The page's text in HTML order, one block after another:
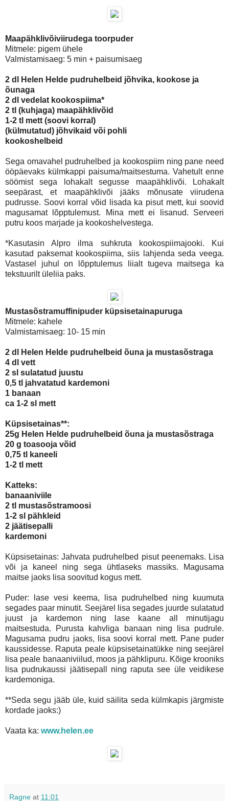
Maapähklivõiviirudega toorpuder
Mitmele: pigem ühele
Valmistamisaeg: 5 min + paisumisaeg
2 dl Helen Helde pudruhelbeid jõhvika, kookose ja
õunaga
2 dl vedelat kookospiima*
2 tl (kuhjaga) maapähklivõid
1-2 tl mett (soovi korral)
(külmutatud) jõhvikaid või pohli
kookoshelbeid
Sega omavahel pudruhelbed ja kookospiim ning pane need
ööpäevaks külmkappi paisuma/maitsestuma. Vahetult enne
söömist sega lohakalt segusse maapähklivõi. Lohakalt
seepärast, et maapähklivõi jääks mõnusate viirudena
pudrusse. Soovi korral võid lisada ka pisut mett, kui soovid
magusamat lõpptulemust. Mina mett ei lisanud. Serveeri
putru koos marjade ja kookoshelvestega.
*Kasutasin Alpro ilma suhkruta kookospiimajooki. Kui
kasutad paksemat kookospiima, siis lahjenda seda veega.
Vastasel juhul on lõpptulemus liialt tugeva maitsega ka
tekstuurilt üleliia paks.
Mustasõstramuffinipuder küpsisetainapuruga
Mitmele: kahele
Valmistamisaeg: 10- 15 min
2 dl Helen Helde pudruhelbeid õuna ja mustasõstraga
4 dl vett
2 sl sulatatud juustu
0,5 tl jahvatatud kardemoni
1 banaan
ca 1-2 sl mett
Küpsisetainas**:
25g Helen Helde pudruhelbeid õuna ja mustasõstraga
20 g toasooja võid
0,75 tl kaneeli
1-2 tl mett
Katteks:
banaaniviile
2 tl mustasõstramoosi
1-2 sl pähkleid
2 jäätisepalli
kardemoni
Küpsisetainas: Jahvata pudruhelbed pisut peenemaks. Lisa
või ja kaneel ning sega ühtlaseks massiks. Magusama
maitse jaoks lisa soovitud kogus mett.
Puder: lase vesi keema, lisa pudruhelbed ning kuumuta
segades paar minutit. Seejärel lisa segades juurde sulatatud
juust ja kardemon ning lase kaane all minutijagu
maitsestuda. Purusta kahvliga banaan ning lisa pudrule.
Magusama pudru jaoks, lisa soovi korral mett. Pane puder
kaussidesse. Raputa peale küpsisetainatükke ning seejärel
lisa peale banaaniviilud, moos ja pähklipuru. Kõige krooniks
lisa pudrukaussi jäätisepall ning raputa see üle veidikese
kardemoniga.
**Seda segu jääb üle, kuid säilita seda külmkapis järgmiste
kordade jaoks:)
Vaata ka: www.helen.ee
Ragne at 11:01